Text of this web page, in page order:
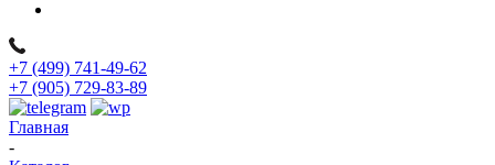
+7 (499) 741-49-62
+7 (905) 729-83-89
Главная
-